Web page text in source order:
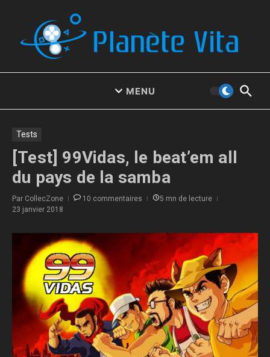
MENU
Tests
[Test] 99Vidas, le beat’em all
du pays de la samba
Par CollecZone 10 commentaires
5 mn de lecture
23 janvier 2018